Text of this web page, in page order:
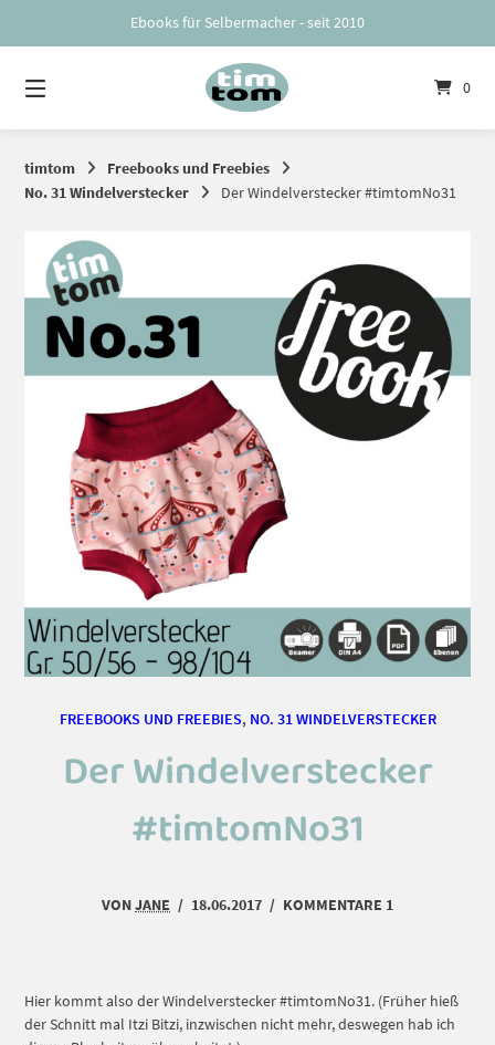
Ebooks für Selbermacher - seit 2010
0
timtom
Freebooks und Freebies
No. 31 Windelverstecker
Der Windelverstecker #timtomNo31
FREEBOOKS UND FREEBIES, NO. 31 WINDELVERSTECKER
Der Windelverstecker
#timtomNo31
VONJANE / 18.06.2017 / KOMMENTARE 1
Hier kommt also der Windelverstecker #timtomNo31. (Früher hieß
der Schnitt mal Itzi Bitzi, inzwischen nicht mehr, deswegen hab ich